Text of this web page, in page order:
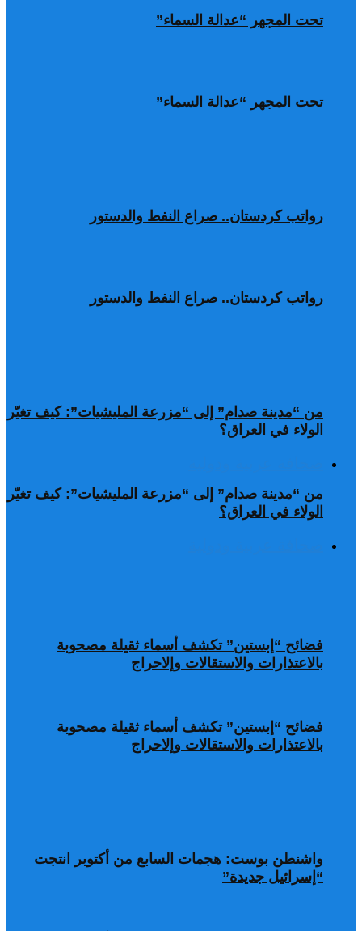
تحت المجهر “عدالة السماء”
رواتب كردستان.. صراع النفط والدستور
من “مدينة صدام” إلى “مزرعة المليشيات”: كيف تغيّر
الولاء في العراق؟
فضائح “إبستين” تكشف أسماء ثقيلة مصحوبة
بالاعتذارات والاستقالات وإلاحراج
واشنطن بوست: هجمات السابع من أكتوبر انتجت
“إسرائيل جديدة”
تحت المجهر “عدالة السماء”
رواتب كردستان.. صراع النفط والدستور
من “مدينة صدام” إلى “مزرعة المليشيات”: كيف تغيّر
الولاء في العراق؟
فضائح “إبستين” تكشف أسماء ثقيلة مصحوبة
بالاعتذارات والاستقالات وإلاحراج